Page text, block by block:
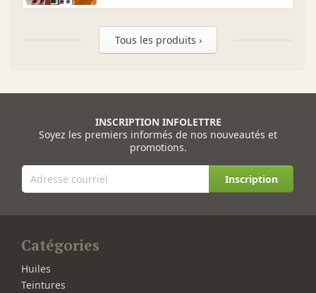
Tous les produits ›
INSCRIPTION INFOLETTRE
Soyez les premiers informés de nos nouveautés et
promotions.
Inscription
Catégories
Huiles
Teintures